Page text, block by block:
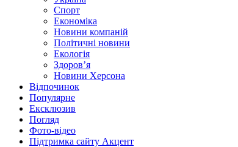
Спорт
Економіка
Новини компаній
Політичні новини
Екологія
Здоров’я
Новини Херсона
Відпочинок
Популярне
Ексклюзив
Погляд
Фото-відео
Підтримка сайту Акцент